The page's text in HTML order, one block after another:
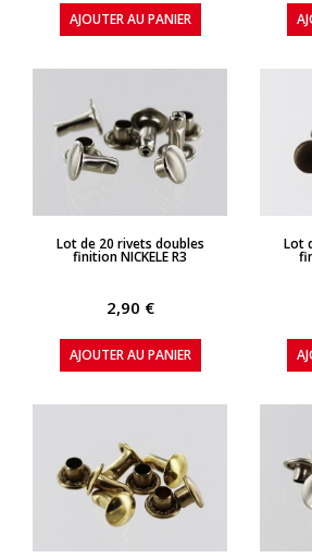
AJOUTER AU PANIER
APERÇU RAPIDE
Lot de 20 rivets doubles
finition NICKELE R3
2,90 €
AJOUTER AU PANIER
Lot